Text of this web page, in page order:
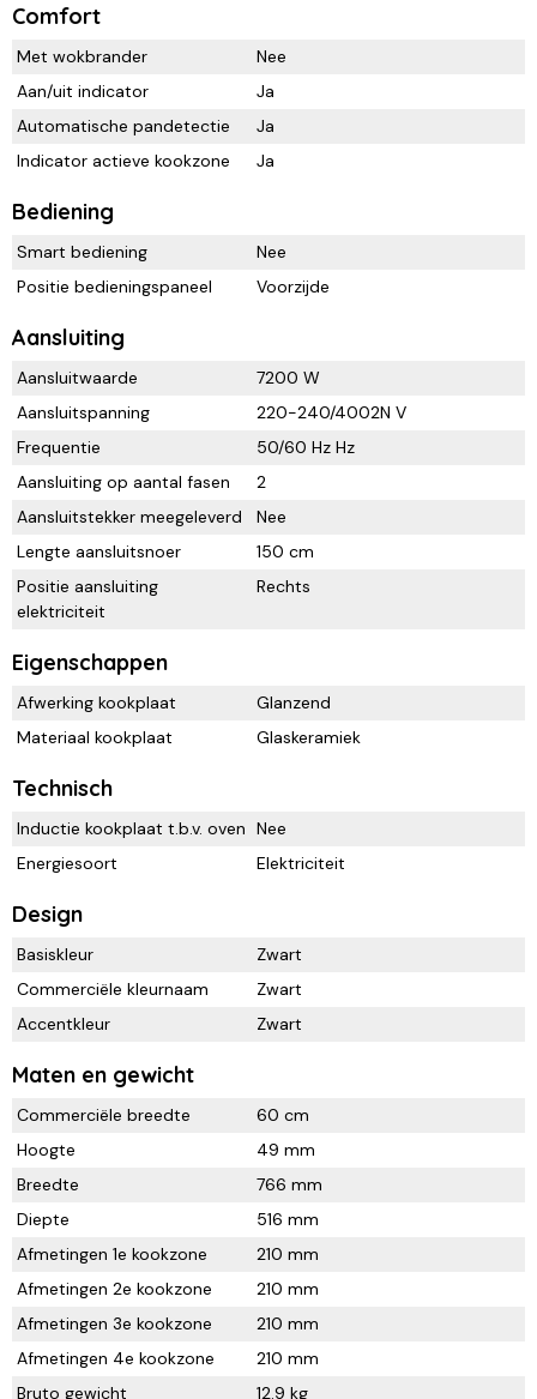
Comfort
Met wokbrander
Nee
Aan/uit indicator
Ja
Automatische pandetectie
Ja
Indicator actieve kookzone
Ja
Bediening
Smart bediening
Nee
Positie bedieningspaneel
Voorzijde
Aansluiting
Aansluitwaarde
7200 W
Aansluitspanning
220-240/4002N V
Frequentie
50/60 Hz Hz
Aansluiting op aantal fasen
2
Aansluitstekker meegeleverd
Nee
Lengte aansluitsnoer
150 cm
Positie aansluiting
elektriciteit
Rechts
Eigenschappen
Afwerking kookplaat
Glanzend
Materiaal kookplaat
Glaskeramiek
Technisch
Inductie kookplaat t.b.v. oven Nee
Energiesoort
Elektriciteit
Design
Basiskleur
Zwart
Commerciële kleurnaam
Zwart
Accentkleur
Zwart
Maten en gewicht
Commerciële breedte
60 cm
Hoogte
49 mm
Breedte
766 mm
Diepte
516 mm
Afmetingen 1e kookzone
210 mm
Afmetingen 2e kookzone
210 mm
Afmetingen 3e kookzone
210 mm
Afmetingen 4e kookzone
210 mm
Bruto gewicht
12.9 kg